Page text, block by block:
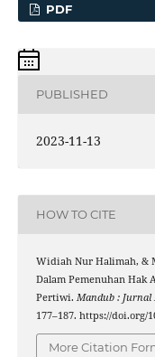
PDF
PUBLISHED
2023-11-13
HOW TO CITE
Widiah Nur Halimah, &
Dalam Pemenuhan Hak
Pertiwi. Mandub :
177–187. https://doi.org/
More Citation